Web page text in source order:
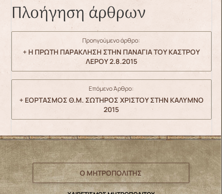
Πλοήγηση άρθρων
Προηγούμενο άρθρο:
+ Η ΠΡΩΤΗ ΠΑΡΑΚΛΗΣΗ ΣΤΗΝ ΠΑΝΑΓΙΑ ΤΟΥ ΚΑΣΤΡΟΥ
ΛΕΡΟΥ 2.8.2015
Επόμενο Άρθρο:
+ ΕΟΡΤΑΣΜΟΣ Θ.Μ. ΣΩΤΗΡΟΣ ΧΡΙΣΤΟΥ ΣΤΗΝ ΚΑΛΥΜΝΟ
2015
Ο ΜΗΤΡΟΠΟΛΙΤΗΣ